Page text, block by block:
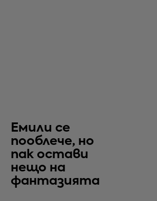
Емили се
пооблече, но
пак остави
нещо на
фантазията